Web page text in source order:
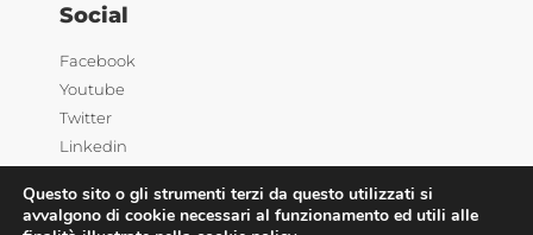
Social
Facebook
Youtube
Twitter
Linkedin
Questo sito o gli strumenti terzi da questo utilizzati si
avvalgono di cookie necessari al funzionamento ed utili alle